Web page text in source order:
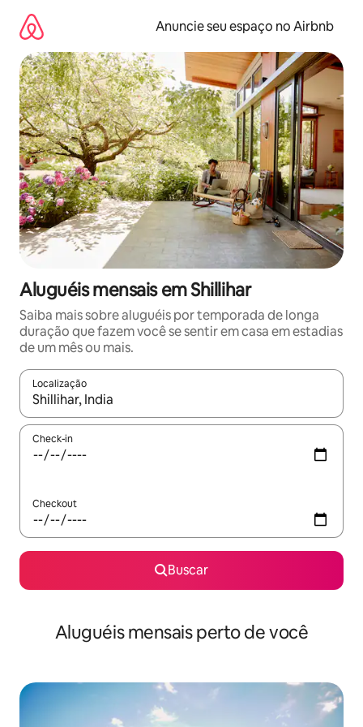
para
conteúdo
Anuncie seu espaço no Airbnb
Aluguéis mensais em Shillihar
Saiba mais sobre aluguéis por temporada de longa
duração que fazem você se sentir em casa em estadias
de um mês ou mais.
Localização
Quando os resultados estiverem disponíveis, explore-os
Check-in
Checkout
Buscar
Aluguéis mensais perto de você